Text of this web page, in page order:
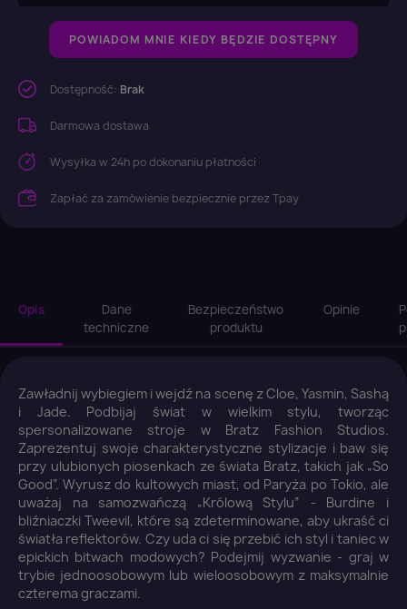
POWIADOM MNIE KIEDY BĘDZIE DOSTĘPNY
Dostępność: Brak
Darmowa dostawa
Wysyłka w 24h po dokonaniu płatności
Zapłać za zamówienie bezpiecznie przez Tpay
Opis
Dane
techniczne
Bezpieczeństwo
produktu
Opinie
Zawładnij wybiegiem i wejdź na scenę z Cloe, Yasmin, Sashą
i Jade. Podbijaj świat w wielkim stylu, tworząc
spersonalizowane stroje w Bratz Fashion Studios.
Zaprezentuj swoje charakterystyczne stylizacje i baw się
przy ulubionych piosenkach ze świata Bratz, takich jak „So
Good”. Wyrusz do kultowych miast, od Paryża po Tokio, ale
uważaj na samozwańczą „Królową Stylu” - Burdine i
bliźniaczki Tweevil, które są zdeterminowane, aby ukraść ci
światła reflektorów. Czy uda ci się przebić ich styl i taniec w
epickich bitwach modowych? Podejmij wyzwanie - graj w
trybie jednoosobowym lub wieloosobowym z maksymalnie
czterema graczami.